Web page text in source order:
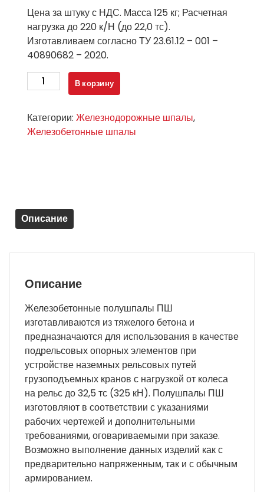
Цена за штуку с НДС. Масса 125 кг; Расчетная
нагрузка до 220 к/Н (до 22,0 тс).
Изготавливаем согласно ТУ 23.61.12 – 001 –
40890682 – 2020.
Количество
товара
железобетонная
ПШ-10-
В корзину
Категории: Железнодорожные шпалы,
Железобетонные шпалы
Описание
Описание
Железобетонные полушпалы ПШ
изготавливаются из тяжелого бетона и
предназначаются для использования в качестве
подрельсовых опорных элементов при
устройстве наземных рельсовых путей
грузоподъемных кранов с нагрузкой от колеса
на рельс до 32,5 тс (325 кН). Полушпалы ПШ
изготовляют в соответствии с указаниями
рабочих чертежей и дополнительными
требованиями, оговариваемыми при заказе.
Возможно выполнение данных изделий как с
предварительно напряженным, так и с обычным
армированием.